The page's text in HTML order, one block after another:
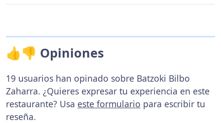
👍👎 Opiniones
19 usuarios han opinado sobre Batzoki Bilbo
Zaharra. ¿Quieres expresar tu experiencia en este
restaurante? Usa este formulario para escribir tu
reseña.